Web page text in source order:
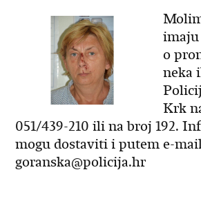
imaju
o
neka
Krk
051/439-210 ili na broj 192.
mogu dostaviti i putem e-
goranska@policija.hr